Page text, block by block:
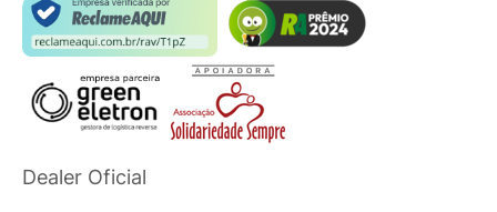
Dealer Oficial